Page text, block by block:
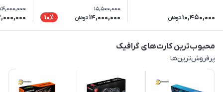
10,450,000 تومان
هفته مهلت تست
15,500,000
14,000,000 تومان 10٪
محبوب‌ترین کارت‌های گرافیک
پرفروش‌ترین‌ها